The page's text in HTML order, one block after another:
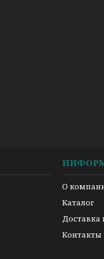
О
Каталог
Доставка
Контакты